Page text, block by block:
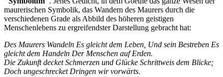
maurerischen Symbolik, das Wandern des Maurers durch die
verschiedenen Grade als Abbild des höheren geistigen
Menschenlebens zu ergreifendster Darstellung gebracht hat:
Des Maurers Wandeln Es gleicht dem Leben, Und sein Bestreben Es
gleicht dem Handeln Der Menschen auf Erden.
Die Zukunft decket Schmerzen und Glücke Schrittweis dem Blicke;
Doch ungeschrecket Dringen wir vorwärts.